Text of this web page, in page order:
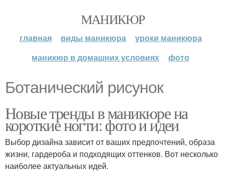
МАНИКЮР
главная виды маникюра
уроки маникюра
маникюр в домашних условиях
фото
Ботанический рисунок
Новые тренды в маникюре на
короткие ногти: фото и идеи
Выбор дизайна зависит от ваших предпочтений, образа
жизни, гардероба и подходящих оттенков. Вот несколько
наиболее актуальных идей.